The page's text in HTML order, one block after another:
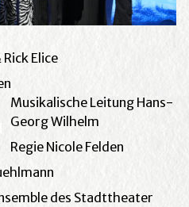
Elice
Musikalische Leitung Hans-
Georg Wilhelm
Regie Nicole Felden
des Stadttheater